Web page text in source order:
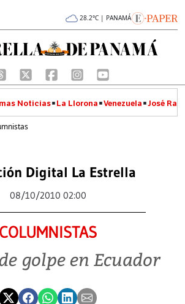
28.2°C | PANAMÁ
Noticias La Llorona Venezuela José
Digital La Estrella
08/10/2010 02:00
COLUMNISTAS
golpe en Ecuador